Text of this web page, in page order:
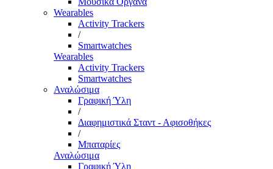
Wearables
Activity Trackers
/
Smartwatches
Wearables
Activity Trackers
Smartwatches
Αναλώσιμα
Γραφική Ύλη
/
Διαφημιστικά Σταντ - Αφισοθήκες
/
Μπαταρίες
Αναλώσιμα
Γραφική Ύλη